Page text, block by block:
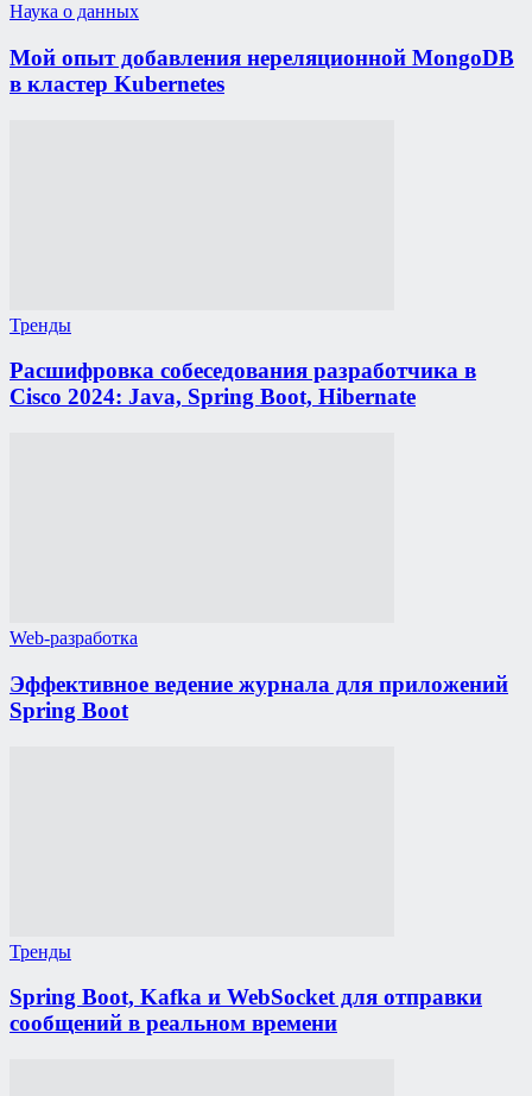
Наука о данных
Мой опыт добавления нереляционной MongoDB
в кластер Kubernetes
Тренды
Расшифровка собеседования разработчика в
Cisco 2024: Java, Spring Boot, Hibernate
Web-разработка
Эффективное ведение журнала для приложений
Spring Boot
Тренды
Spring Boot, Kafka и WebSocket для отправки
сообщений в реальном времени